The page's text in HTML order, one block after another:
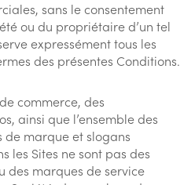
sans le consentement
ou du propriétaire d’un tel
expressément tous les
des présentes Conditions.
commerce, des
ainsi que l’ensemble des
de marque et slogans
les Sites ne sont pas des
des marques de service